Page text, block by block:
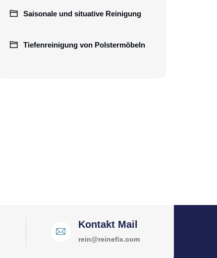
Saisonale und situative Reinigung
Tiefenreinigung von Polstermöbeln
Kontakt Mail
rein@reinefix.com